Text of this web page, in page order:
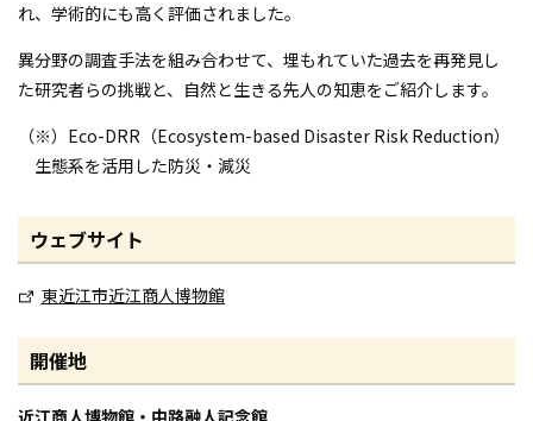
れ、学術的にも高く評価されました。
異分野の調査手法を組み合わせて、埋もれていた過去を再発見し
た研究者らの挑戦と、自然と生きる先人の知恵をご紹介します。
（※）Eco-DRR（Ecosystem-based Disaster Risk Reduction）
生態系を活用した防災・減災
ウェブサイト
東近江市近江商人博物館
開催地